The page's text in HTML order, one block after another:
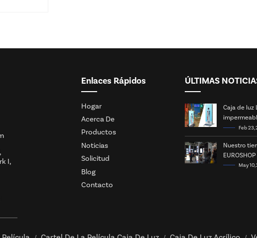
I,
Enlaces Rápidos
Hogar
Acerca De
Productos
Noticias
Solicitud
Blog
Contacto
ÚLTIMAS
Caja de luz
energíaFeb 23,
Nuestro
EUROSHOP
May 10,